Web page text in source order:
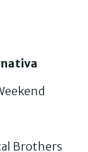
Brothers